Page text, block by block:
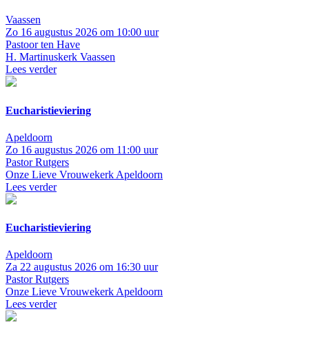
Vaassen
Zo 16 augustus 2026 om 10:00 uur
Pastoor ten Have
H. Martinuskerk Vaassen
Lees verder
Eucharistieviering
Apeldoorn
Zo 16 augustus 2026 om 11:00 uur
Pastor Rutgers
Onze Lieve Vrouwekerk Apeldoorn
Lees verder
Eucharistieviering
Apeldoorn
Za 22 augustus 2026 om 16:30 uur
Pastor Rutgers
Onze Lieve Vrouwekerk Apeldoorn
Lees verder